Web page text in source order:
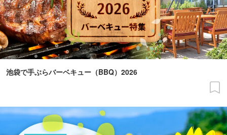
池袋で手ぶらバーベキュー（BBQ）2026